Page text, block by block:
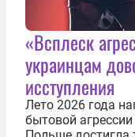
«Всплеск
украинцам
исступления
Лето 2026 года
бытовой